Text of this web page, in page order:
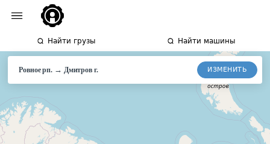
Найти грузы Найти машины
Ровное рп. → Дмитров г. ИЗМЕНИТЬ